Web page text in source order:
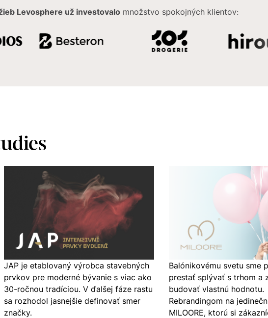
Levosphere už investovalomnožstvo spokojných klientov:
JAP je etablovaný výrobca stavebných
prvkov pre moderné bývanie s viac ako
30-ročnou tradíciou. V ďalšej fáze rastu
sa rozhodol jasnejšie definovať smer
značky.
Balónikovému svetu sme
prestať splývať s trhom a
budovať vlastnú hodnotu.
Rebrandingom na
MILOORE, ktorú si